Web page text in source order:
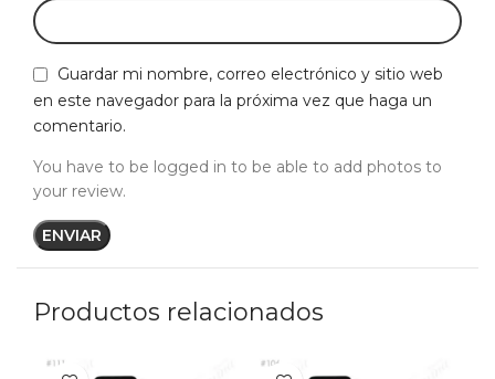
Guardar mi nombre, correo electrónico y sitio web
en este navegador para la próxima vez que haga un
comentario.
You have to be logged in to be able to add photos to
your review.
Productos relacionados